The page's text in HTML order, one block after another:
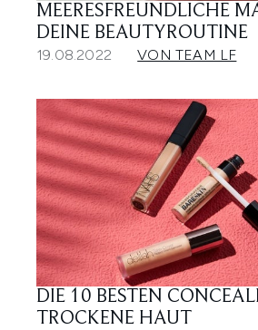
MEERESFREUNDLICHE
DEINE BEAUTYROUTINE
19.08.2022 VON TEAM LF
DIE 10 BESTEN
TROCKENE HAUT